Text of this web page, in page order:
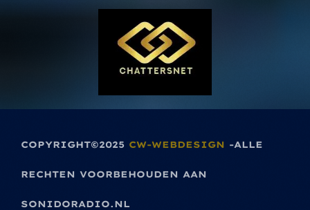
COPYRIGHT©2025 CW-WEBDESIGN -ALLE
RECHTEN VOORBEHOUDEN AAN
SONIDORADIO.NL